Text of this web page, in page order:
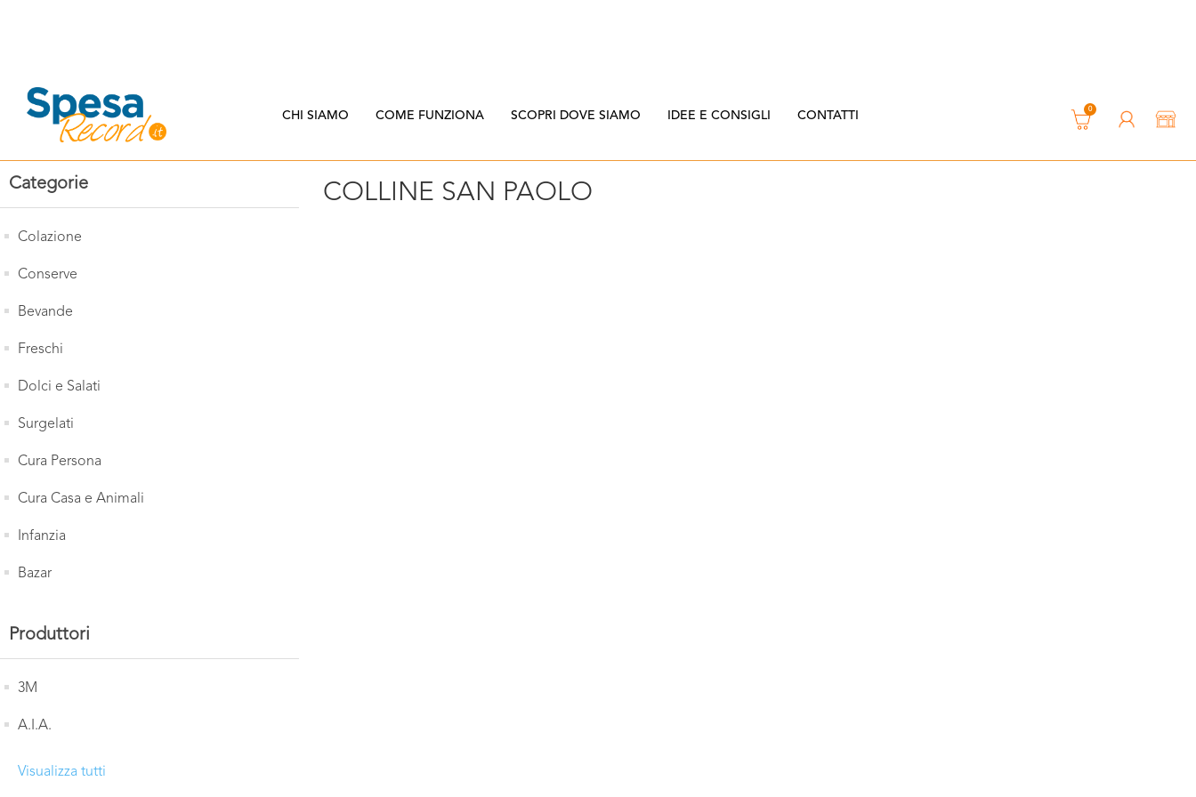
CHI SIAMO COME FUNZIONA SCOPRI DOVE SIAMO IDEE E CONSIGLI CONTATTI 0
Categorie
Colazione
Conserve
Bevande
Freschi
Dolci e Salati
Surgelati
Cura Persona
Cura Casa e Animali
Infanzia
Bazar
Produttori
3M
A.I.A.
Visualizza tutti
COLLINE SAN PAOLO